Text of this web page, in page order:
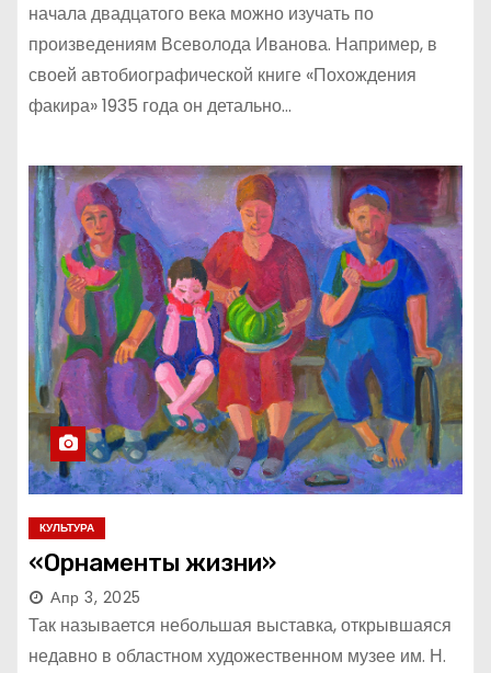
начала двадцатого века можно изучать по
произведениям Всеволода Иванова. Например, в
своей автобиографической книге «Похождения
факира» 1935 года он детально…
КУЛЬТУРА
«Орнаменты жизни»
Апр 3, 2025
Так называется небольшая выставка, открывшаяся
недавно в областном художественном музее им. Н.